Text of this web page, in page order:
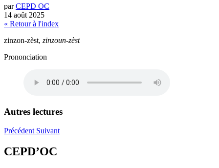
parCEPD OC
14 août 2025
« Retour à l'index
zinzon-zèst, zinzoun-zèst
Prononciation
Autres lectures
Précédent Suivant
CEPD’OC